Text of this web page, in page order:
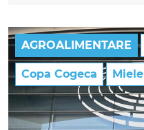
AGROALIMENTARE
Copa Cogeca Miele